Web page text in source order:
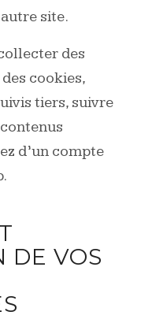
site.
des
cookies,
tiers, suivre
d’un compte
DE VOS